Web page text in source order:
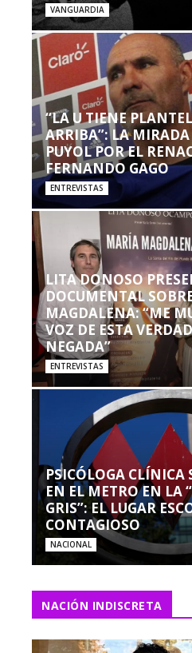
VANGUARDIA
“LA U TIENE
ARRIBA”: LA
PUYOL POR EL
FERNANDO GAGO
ENTREVISTAS
LITA DONOSO
DOCUMENTAL
MAGDALENA: “ME
VOZ DE ESTA
NEGADA”
ENTREVISTAS
PSICÓLOGA CLÍNICA
EN EL METRO EN LA
GRIS”: EL LUGAR
CONTAGIOSO
NACIONAL
NACIÓN INDISCRETA